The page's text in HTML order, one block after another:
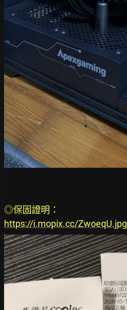
◎保固證明：
https://i.mopix.cc/ZwoeqU.jpg